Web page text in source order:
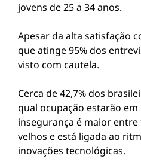
jovens de 25 a 34 anos.
Apesar da alta satisfação
que atinge 95% dos
visto com cautela.
Cerca de 42,7% dos
qual ocupação estarão em
insegurança é maior
velhos e está ligada ao
inovações tecnológicas.